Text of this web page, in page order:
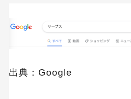
出典：Google